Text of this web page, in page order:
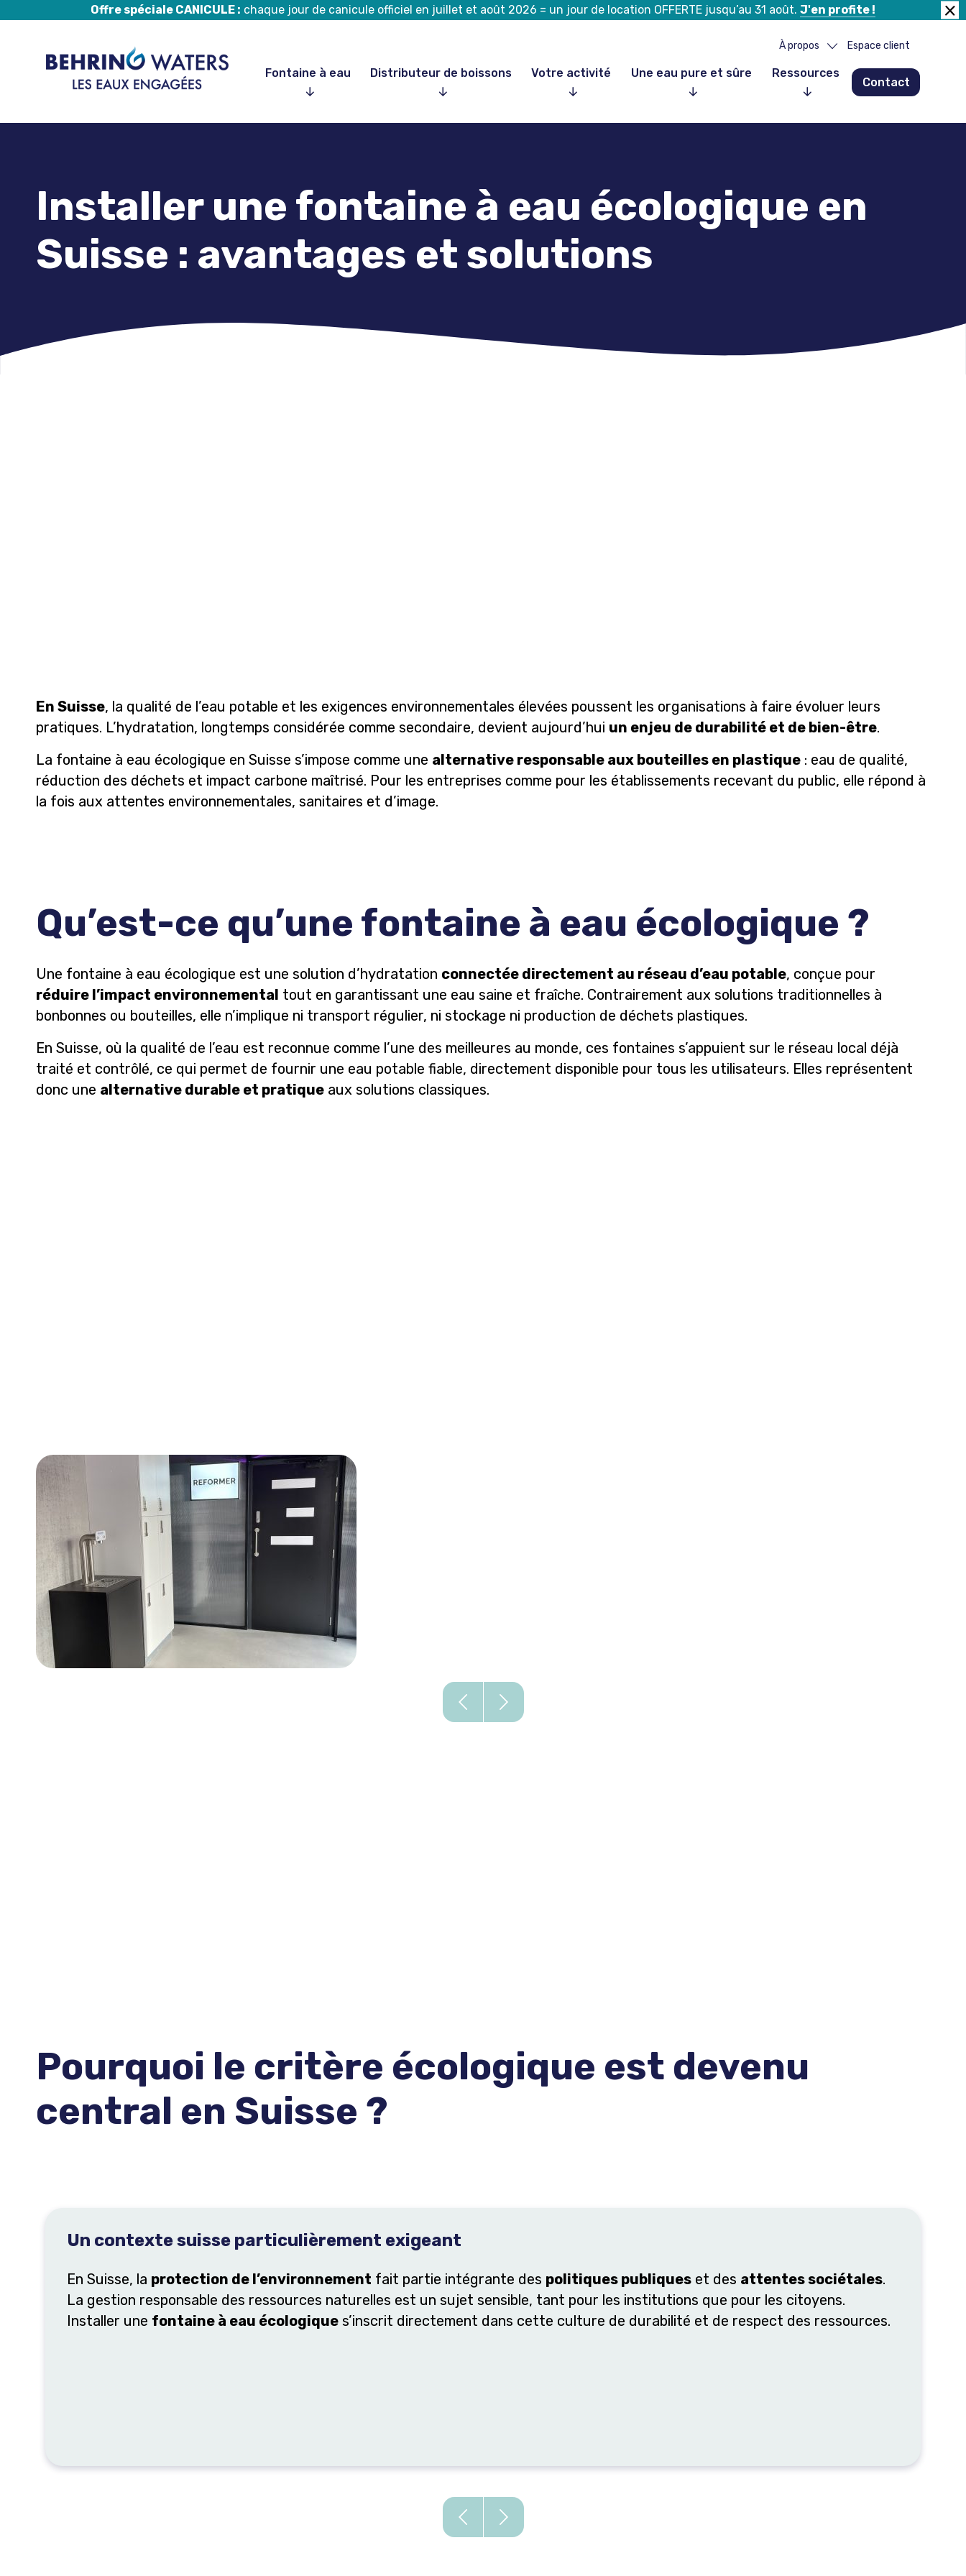
Offre spéciale CANICULE : chaque jour de canicule officiel en juillet et août 2026 = un jour de location OFFERTE jusqu’au 31 août. J'en profite !
À propos
Nous rejoindre
Espace client
Fontaine à eau Distributeur de boissons Votre activité Une eau pure et sûre Ressources
Contact
Installer une fontaine à eau écologique en
Suisse : avantages et solutions
En Suisse, la qualité de l’eau potable et les exigences environnementales élevées poussent les organisations à faire évoluer leurs
pratiques. L’hydratation, longtemps considérée comme secondaire, devient aujourd’hui un enjeu de durabilité et de bien-être.
La fontaine à eau écologique en Suisse s’impose comme une alternative responsable aux bouteilles en plastique : eau de qualité,
réduction des déchets et impact carbone maîtrisé. Pour les entreprises comme pour les établissements recevant du public, elle répond à
la fois aux attentes environnementales, sanitaires et d’image.
Qu’est-ce qu’une fontaine à eau écologique ?
Une fontaine à eau écologique est une solution d’hydratation connectée directement au réseau d’eau potable, conçue pour
réduire l’impact environnemental tout en garantissant une eau saine et fraîche. Contrairement aux solutions traditionnelles à
bonbonnes ou bouteilles, elle n’implique ni transport régulier, ni stockage ni production de déchets plastiques.
En Suisse, où la qualité de l’eau est reconnue comme l’une des meilleures au monde, ces fontaines s’appuient sur le réseau local déjà
traité et contrôlé, ce qui permet de fournir une eau potable fiable, directement disponible pour tous les utilisateurs. Elles représentent
donc une alternative durable et pratique aux solutions classiques.
Pourquoi le critère écologique est devenu
central en Suisse ?
Un contexte suisse particulièrement exigeant
En Suisse, la protection de l’environnement fait partie intégrante des politiques publiques et des attentes sociétales.
La gestion responsable des ressources naturelles est un sujet sensible, tant pour les institutions que pour les citoyens.
Installer une fontaine à eau écologique s’inscrit directement dans cette culture de durabilité et de respect des ressources.